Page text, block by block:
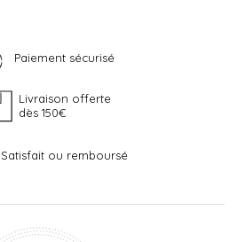
Paiement sécurisé
Livraison offerte
dès 150€
Satisfait ou remboursé